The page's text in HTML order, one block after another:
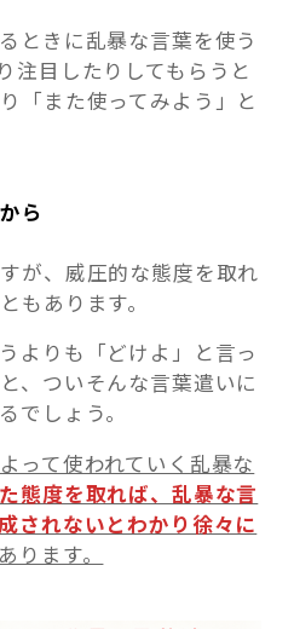
ときに乱暴な言葉を使う
注目したりしてもらうと
「また使ってみよう」と
ら
が、威圧的な態度を取れ
もあります。
よりも「どけよ」と言っ
、ついそんな言葉遣いに
でしょう。
って使われていく乱暴な
態度を取れば、乱暴な言
されないとわかり徐々に
ります。